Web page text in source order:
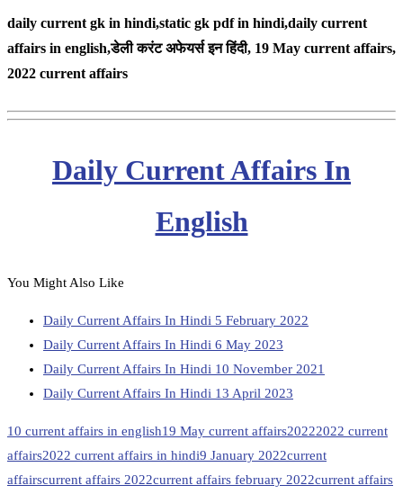
daily current gk in hindi,static gk pdf in hindi,daily current
affairs in english,डेली करंट अफेयर्स इन हिंदी, 19 May current affairs,
2022 current affairs
Daily Current Affairs In
English
You Might Also Like
Daily Current Affairs In Hindi 5 February 2022
Daily Current Affairs In Hindi 6 May 2023
Daily Current Affairs In Hindi 10 November 2021
Daily Current Affairs In Hindi 13 April 2023
10 current affairs in english19 May current affairs20222022 current
affairs2022 current affairs in hindi9 January 2022current
affairscurrent affairs 2022current affairs february 2022current affairs